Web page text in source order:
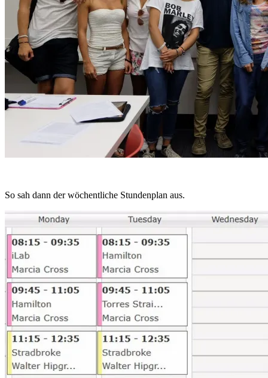
So sah dann der wöchentliche Stundenplan aus.